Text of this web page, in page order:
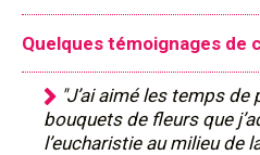
Quelques témoignages de
"J’ai aimé les temps de
bouquets de fleurs que
l’eucharistie au milieu de